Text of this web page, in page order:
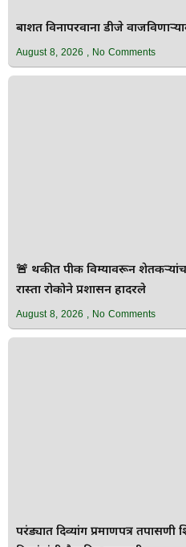
बार्शीत विनापरवाना डीजे
August 8, 2026 No Comments
🚨 थकीत पीक विम्यावरून
रास्ता रोकोने प्रशासन हादरले
August 8, 2026 No Comments
परंड्यात दिव्यांग प्रमाणपत्र तपासणी